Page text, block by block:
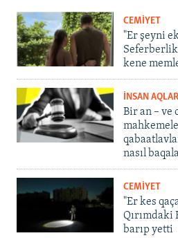
CEMİYET
"Er şeyni
kene
İNSAN
Bir an – ve
nasıl
CEMİYET
"Er kes
Qırımdaki
barıp yetti